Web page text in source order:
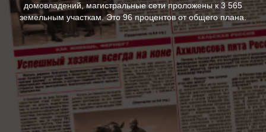
домовладений, магистральные сети проложены к 3 565
земельным участкам. Это 96 процентов от общего плана.